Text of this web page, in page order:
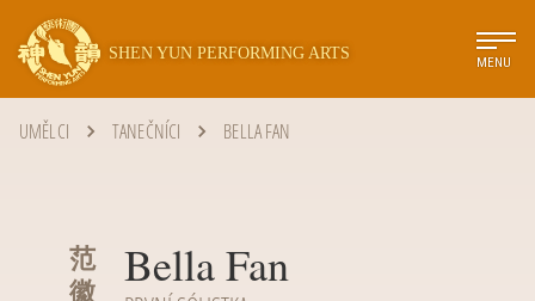
SHEN YUN PERFORMING ARTS MENU
UMĚLCI TANEČNÍCI BELLA FAN
范
徽
Bella Fan